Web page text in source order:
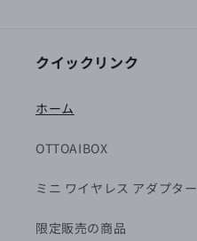
クイックリンク
ホーム
OTTOAIBOX
ミニ ワイヤレス アダプター
限定販売の商品